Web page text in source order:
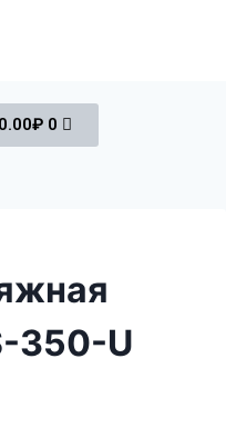
0.00₽ 0
350-U